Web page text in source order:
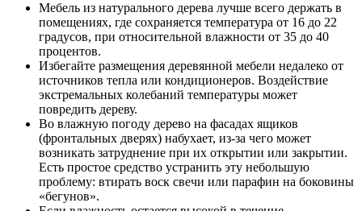
Мебель из натурального дерева лучше всего держать в
помещениях, где сохраняется температура от 16 до 22
градусов, при относительной влажности от 35 до 40
процентов.
Избегайте размещения деревянной мебели недалеко от
источников тепла или кондиционеров. Воздействие
экстремальных колебаний температуры может
повредить дереву.
Во влажную погоду дерево на фасадах ящиков
(фронтальных дверях) набухает, из-за чего может
возникать затруднение при их открытии или закрытии.
Есть простое средство устранить эту небольшую
проблему: втирать воск свечи или парафин на боковины
«бегунов».